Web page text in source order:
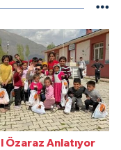
Özaraz Anlatıyor